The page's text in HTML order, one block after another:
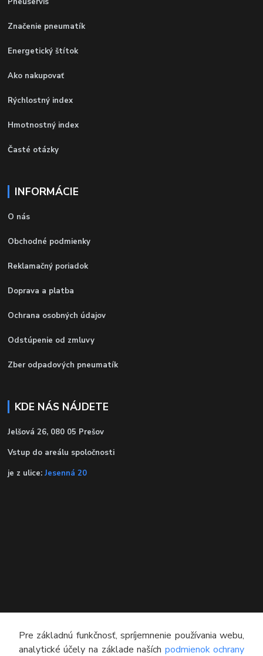
Značenie pneumatík
Energetický štítok
Ako nakupovať
Rýchlostný index
Hmotnostný index
Časté otázky
INFORMÁCIE
O nás
Obchodné podmienky
Reklamačný poriadok
Doprava a platba
Ochrana osobných údajov
Odstúpenie od zmluvy
Zber odpadových pneumatík
KDE NÁS NÁJDETE
Jelšová 26, 080 05 Prešov
Vstup do areálu spoločnosti
je z ulice: Jesenná 20
KONTAKT
Pre základnú funkčnosť, spríjemnenie používania webu,
analytické účely na základe naších podmienok ochrany